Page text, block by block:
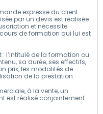
expresse du client.
par un devis est réalisée
et nécessite
de formation qui lui est
l’intitulé de la formation ou
sa durée, ses effectifs,
prix, les modalités de
de la prestation.
à la vente, un
est réalisé conjointement